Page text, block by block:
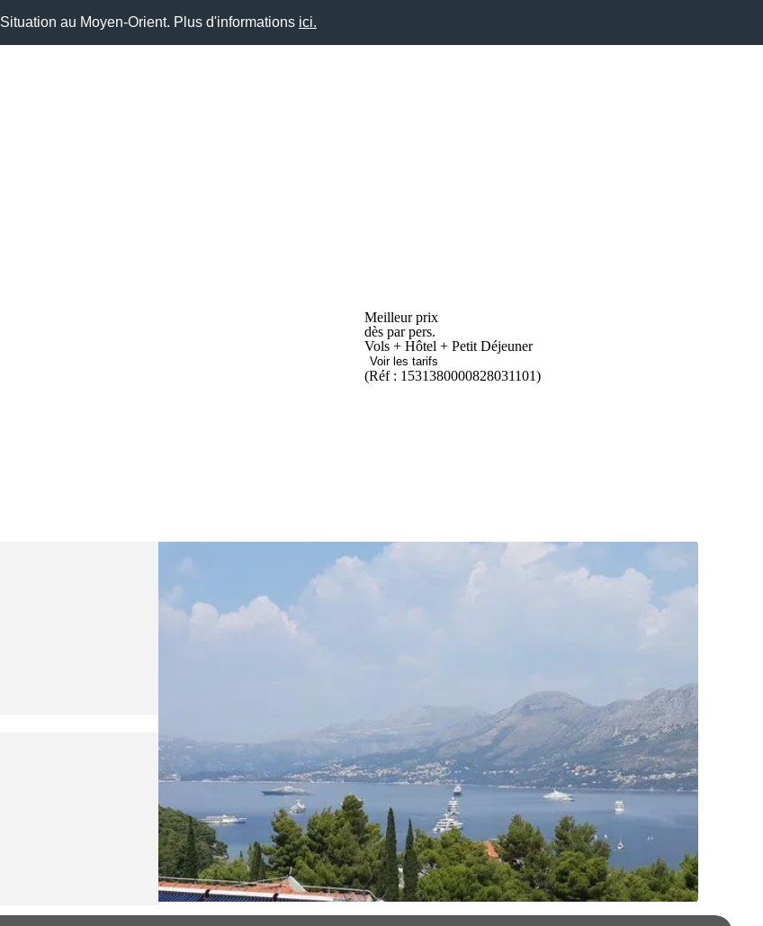
Situation au Moyen-Orient. Plus d'informations ici.
Meilleur prix
dès par pers.
Vols + Hôtel + Petit Déjeuner
Voir les tarifs
(Réf : 1531380000828031101)